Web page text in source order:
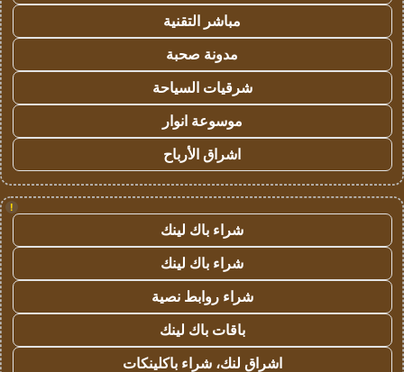
مباشر التقنية
مدونة صحبة
شرقيات السياحة
موسوعة انوار
اشراق الأرباح
!
شراء باك لينك
شراء باك لينك
شراء روابط نصية
باقات باك لينك
اشراق لنك، شراء باكلينكات